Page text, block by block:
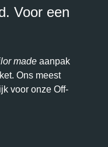
Voor een
made aanpak
Ons meest
voor onze Off-